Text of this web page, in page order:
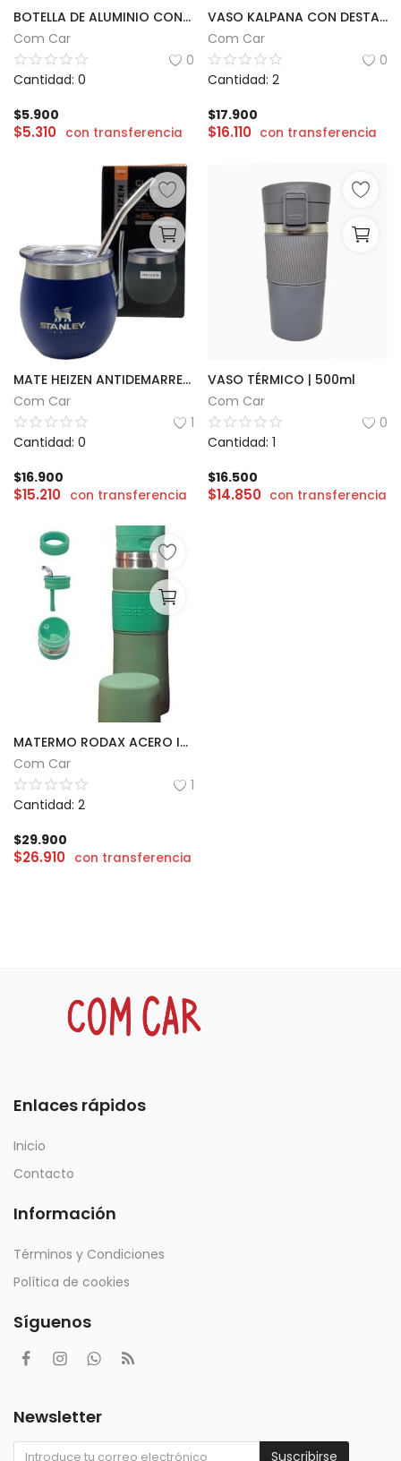
BOTELLA DE ALUMINIO CON DISEÑO 500ml
Com Car
0
Cantidad: 0
$5.900
$5.310 con transferencia
VASO KALPANA CON DESTAPADOR | 473ml
Com Car
0
Cantidad: 2
$17.900
$16.110 con transferencia
MATE HEIZEN ANTIDEMARRE (GRABADO STANLEY)
Com Car
1
Cantidad: 0
$16.900
$15.210 con transferencia
VASO TÉRMICO | 500ml
Com Car
0
Cantidad: 1
$16.500
$14.850 con transferencia
MATERMO RODAX ACERO INOXIDABLE | 750ml
Com Car
1
Cantidad: 2
$29.900
$26.910 con transferencia
Enlaces rápidos
Inicio
Contacto
Información
Términos y Condiciones
Política de cookies
Síguenos
Newsletter
Suscribirse